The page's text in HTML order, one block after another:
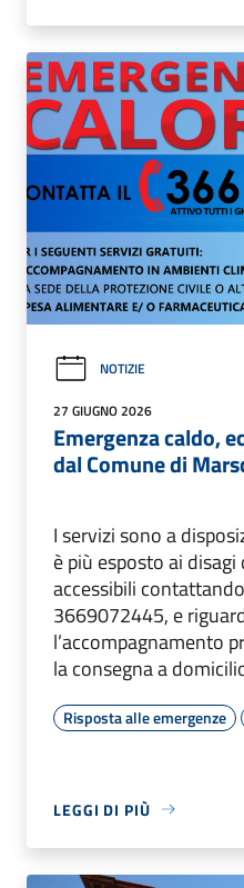
NOTIZIE
27 GIUGNO 2026
Emergenza caldo,
dal Comune di
I servizi sono a
è più esposto ai
accessibili
3669072445, e
l’accompagnamento
la consegna a
Risposta alle emergenze
LEGGI DI PIÙ